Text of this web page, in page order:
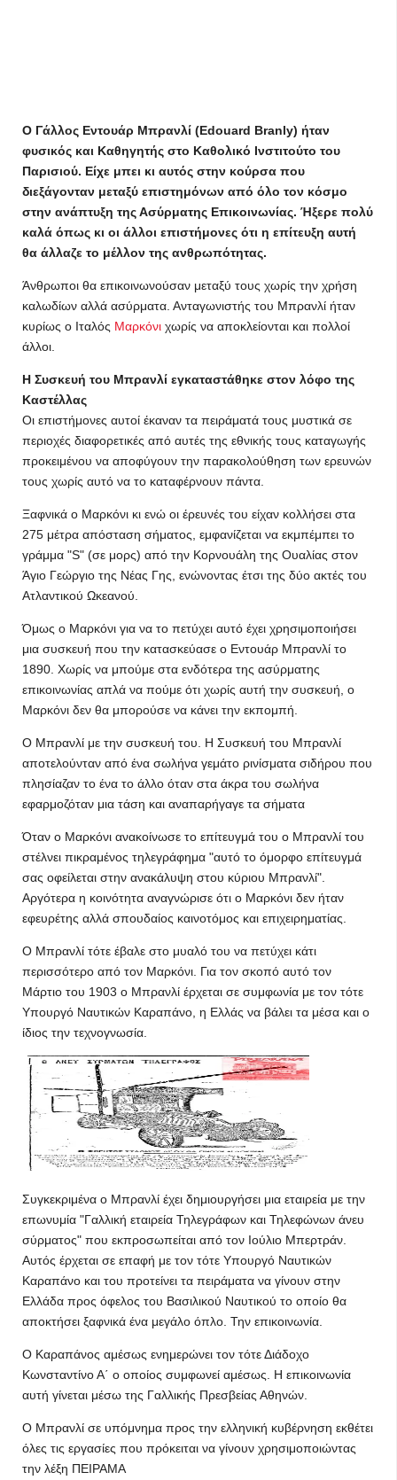
Ο Γάλλος Εντουάρ Μπρανλί (Edouard Branly) ήταν
φυσικός και Καθηγητής στο Καθολικό Ινστιτούτο του
Παρισιού. Είχε μπει κι αυτός στην κούρσα που
διεξάγονταν μεταξύ επιστημόνων από όλο τον κόσμο
στην ανάπτυξη της Ασύρματης Επικοινωνίας. Ήξερε πολύ
καλά όπως κι οι άλλοι επιστήμονες ότι η επίτευξη αυτή
θα άλλαζε το μέλλον της ανθρωπότητας.
Άνθρωποι θα επικοινωνούσαν μεταξύ τους χωρίς την χρήση
καλωδίων αλλά ασύρματα. Ανταγωνιστής του Μπρανλί ήταν
κυρίως ο Ιταλός Μαρκόνι χωρίς να αποκλείονται και πολλοί
άλλοι.
Η Συσκευή του Μπρανλί εγκαταστάθηκε στον λόφο της
Καστέλλας
Οι επιστήμονες αυτοί έκαναν τα πειράματά τους μυστικά σε
περιοχές διαφορετικές από αυτές της εθνικής τους καταγωγής
προκειμένου να αποφύγουν την παρακολούθηση των ερευνών
τους χωρίς αυτό να το καταφέρνουν πάντα.
Ξαφνικά ο Μαρκόνι κι ενώ οι έρευνές του είχαν κολλήσει στα
275 μέτρα απόσταση σήματος, εμφανίζεται να εκμπέμπει το
γράμμα "S" (σε μορς) από την Κορνουάλη της Ουαλίας στον
Άγιο Γεώργιο της Νέας Γης, ενώνοντας έτσι της δύο ακτές του
Ατλαντικού Ωκεανού.
Όμως ο Μαρκόνι για να το πετύχει αυτό έχει χρησιμοποιήσει
μια συσκευή που την κατασκεύασε ο Εντουάρ Μπρανλί το
1890. Χωρίς να μπούμε στα ενδότερα της ασύρματης
επικοινωνίας απλά να πούμε ότι χωρίς αυτή την συσκευή, ο
Μαρκόνι δεν θα μπορούσε να κάνει την εκπομπή.
Ο Μπρανλί με την συσκευή του. Η Συσκευή του Μπρανλί
αποτελούνταν από ένα σωλήνα γεμάτο ρινίσματα σιδήρου που
πλησίαζαν το ένα το άλλο όταν στα άκρα του σωλήνα
εφαρμοζόταν μια τάση και αναπαρήγαγε τα σήματα
Όταν ο Μαρκόνι ανακοίνωσε το επίτευγμά του ο Μπρανλί του
στέλνει πικραμένος τηλεγράφημα "αυτό το όμορφο επίτευγμά
σας οφείλεται στην ανακάλυψη στου κύριου Μπρανλί".
Αργότερα η κοινότητα αναγνώρισε ότι ο Μαρκόνι δεν ήταν
εφευρέτης αλλά σπουδαίος καινοτόμος και επιχειρηματίας.
Ο Μπρανλί τότε έβαλε στο μυαλό του να πετύχει κάτι
περισσότερο από τον Μαρκόνι. Για τον σκοπό αυτό τον
Μάρτιο του 1903 ο Μπρανλί έρχεται σε συμφωνία με τον τότε
Υπουργό Ναυτικών Καραπάνο, η Ελλάς να βάλει τα μέσα και ο
ίδιος την τεχνογνωσία.
Συγκεκριμένα ο Μπρανλί έχει δημιουργήσει μια εταιρεία με την
επωνυμία "Γαλλική εταιρεία Τηλεγράφων και Τηλεφώνων άνευ
σύρματος" που εκπροσωπείται από τον Ιούλιο Μπερτράν.
Αυτός έρχεται σε επαφή με τον τότε Υπουργό Ναυτικών
Καραπάνο και του προτείνει τα πειράματα να γίνουν στην
Ελλάδα προς όφελος του Βασιλικού Ναυτικού το οποίο θα
αποκτήσει ξαφνικά ένα μεγάλο όπλο. Την επικοινωνία.
Ο Καραπάνος αμέσως ενημερώνει τον τότε Διάδοχο
Κωνσταντίνο Α΄ ο οποίος συμφωνεί αμέσως. Η επικοινωνία
αυτή γίνεται μέσω της Γαλλικής Πρεσβείας Αθηνών.
Ο Μπρανλί σε υπόμνημα προς την ελληνική κυβέρνηση εκθέτει
όλες τις εργασίες που πρόκειται να γίνουν χρησιμοποιώντας
την λέξη ΠΕΙΡΑΜΑ